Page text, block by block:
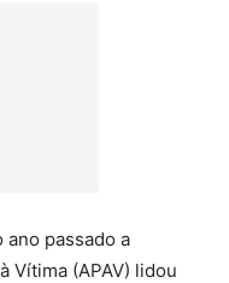
ano passado a
Vítima (APAV) lidou